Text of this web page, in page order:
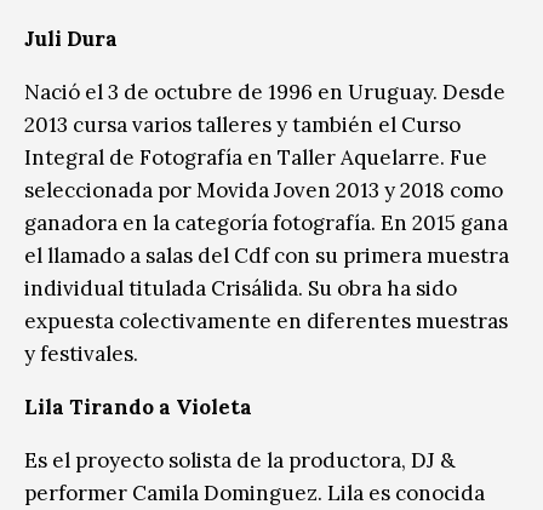
Juli Dura
Nació el 3 de octubre de 1996 en Uruguay. Desde
2013 cursa varios talleres y también el Curso
Integral de Fotografía en Taller Aquelarre. Fue
seleccionada por Movida Joven 2013 y 2018 como
ganadora en la categoría fotografía. En 2015 gana
el llamado a salas del Cdf con su primera muestra
individual titulada Crisálida. Su obra ha sido
expuesta colectivamente en diferentes muestras
y festivales.
Lila Tirando a Violeta
Es el proyecto solista de la productora, DJ &
performer Camila Dominguez. Lila es conocida